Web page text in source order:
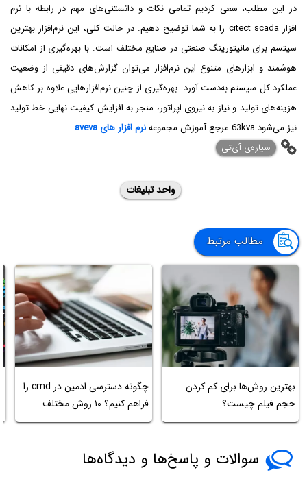
در این مطلب، سعی کردیم تمامی نکات و دانستنی‌های مهم در رابطه با نرم
‌افزار citect scada را به شما توضیح دهیم. در حالت کلی، این نرم‌افزار بهترین
سیتسم برای مانیتورینگ صنعتی در صنایع مختلف است. با بهره‌گیری از امکانات
هوشمند و ابزارهای متنوع این نرم‌افزار می‌توان گزارش‌های دقیقی از وضعیت
عملکرد کل سیستم به‌دست آورد. بهره‌گیری از چنین نرم‌افزارهایی علاوه بر کاهش
هزینه‌های تولید و نیاز به نیروی اپراتور، منجر به افزایش کیفیت نهایی خط تولید
نیز می‌شود.63kva مرجع آموزش مجموعه
نرم افزار های aveva
‌سیاره‌ی آی‌تی
واحد تبلیغات
مطالب مرتبط
بهترین روش‌ها برای کم کردن
حجم فیلم چیست؟
چگونه دسترسی ادمین در cmd را
فراهم کنیم؟ ۱۰ روش مختلف
سوالات و پاسخ‌ها و دیدگاه‌ها